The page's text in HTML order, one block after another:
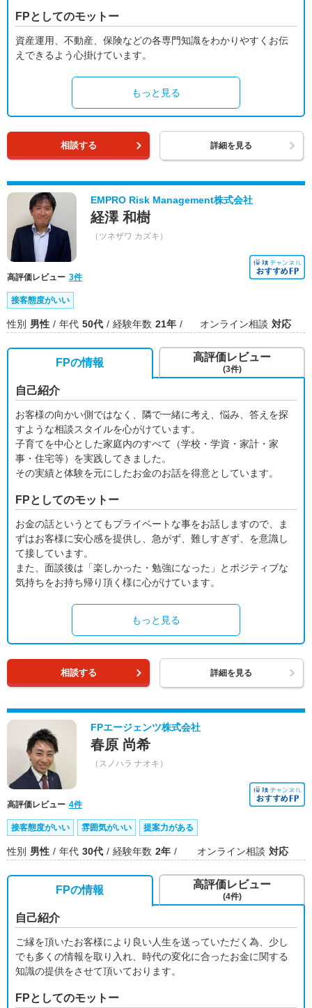
FPとしてのモットー
資産運用、不動産、保険などの各専門知識をわかりやすくお伝
えできるよう心掛けています。
もっと見る
相談する 詳細を見る
EMPRO Risk Management株式会社
経澤 和樹
（ツネザワ カズキ）
高評価レビュー 3件
接客態度がいい
性別 男性 年代 50代 経験年数 21年 オンライン相談 対応
FPの情報
自己紹介
お客様の向かい側ではなく、隣で一緒に考え、悩み、答えを探
すような相談スタイルを心がけています。
子育てを中心とした家庭内のすべて（学校・学資・家計・家
事・住宅等）を実践してきました。
その実績と体験を元にしたお金のお話を得意としています。
FPとしてのモットー
お金の話というとてもプライベートな事をお話しますので、ま
ずはお客様に安心感を提供し、急がず、難しすぎず、を意識し
て接しています。
また、面談後は「楽しかった・勉強になった」とポジティブな
気持ちをお持ち帰り頂く様に心がけています。
もっと見る
高評価レビュー
(3件)
相談する 詳細を見る
FPエージェンツ株式会社
春原 尚希
（スノハラ ナオキ）
高評価レビュー 4件
接客態度がいい 雰囲気がいい 提案力がある
性別 男性 年代 30代 経験年数 2年 オンライン相談 対応
FPの情報
自己紹介
ご縁を頂いたお客様により良い人生を送っていただく為、少し
でも多くの情報を取り入れ、時代の変化に合ったお金に関する
知識の提供をさせて頂いております。
FPとしてのモットー
高評価レビュー
(4件)